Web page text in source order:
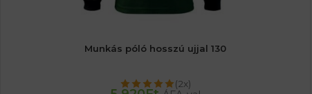
Munkás póló hosszú ujjal 130
(2x)